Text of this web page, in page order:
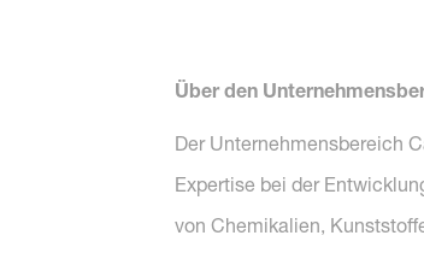
Über den
Der Unternehmensbereich
Expertise bei der
von Chemikalien,